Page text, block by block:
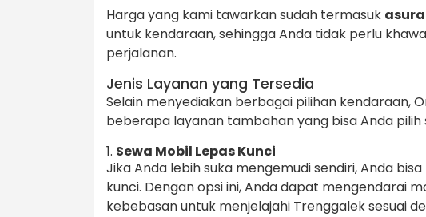
Harga yang kami tawarkan sudah termasuk
untuk kendaraan, sehingga Anda tidak perlu
perjalanan.
Jenis Layanan yang Tersedia
Selain menyediakan berbagai pilihan kendaraan,
beberapa layanan tambahan yang bisa Anda pilih
1. Sewa Mobil Lepas Kunci
Jika Anda lebih suka mengemudi sendiri, Anda
kunci. Dengan opsi ini, Anda dapat mengendarai
kebebasan untuk menjelajahi Trenggalek sesuai